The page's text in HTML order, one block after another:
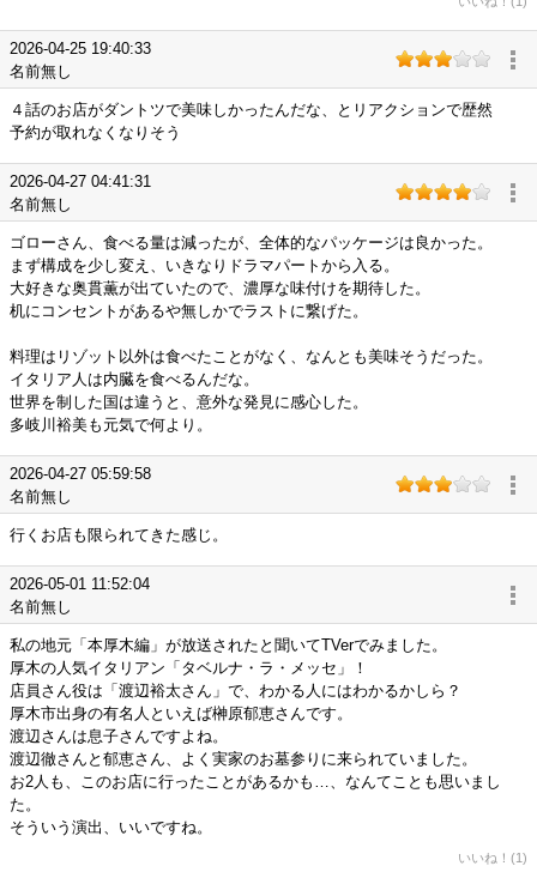
2026-04-25 19:40:33
名前無し
４話のお店がダントツで美味しかったんだな、とリアクションで歴然
予約が取れなくなりそう
2026-04-27 04:41:31
名前無し
ゴローさん、食べる量は減ったが、全体的なパッケージは良かった。
まず構成を少し変え、いきなりドラマパートから入る。
大好きな奥貫薫が出ていたので、濃厚な味付けを期待した。
机にコンセントがあるや無しかでラストに繋げた。
料理はリゾット以外は食べたことがなく、なんとも美味そうだった。
イタリア人は内臓を食べるんだな。
世界を制した国は違うと、意外な発見に感心した。
多岐川裕美も元気で何より。
2026-04-27 05:59:58
名前無し
行くお店も限られてきた感じ。
2026-05-01 11:52:04
名前無し
私の地元「本厚木編」が放送されたと聞いてTVerでみました。
厚木の人気イタリアン「タベルナ・ラ・メッセ」！
店員さん役は「渡辺裕太さん」で、わかる人にはわかるかしら？
厚木市出身の有名人といえば榊原郁恵さんです。
渡辺さんは息子さんですよね。
渡辺徹さんと郁恵さん、よく実家のお墓参りに来られていました。
お2人も、このお店に行ったことがあるかも…、なんてことも思いまし
た。
そういう演出、いいですね。
いいね！(1)